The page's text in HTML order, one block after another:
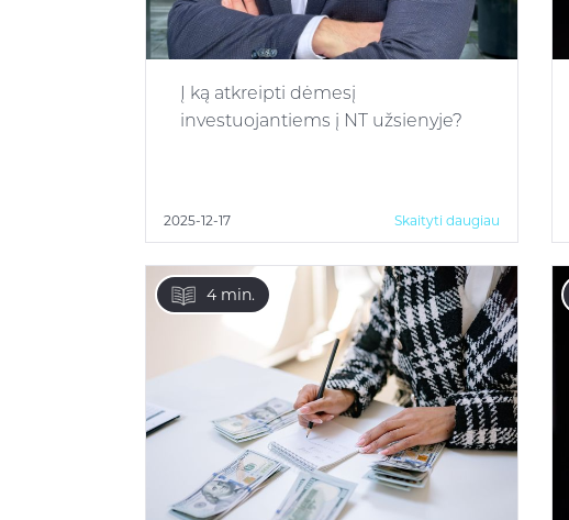
Į ką atkreipti dėmesį
investuojantiems į NT užsienyje?
2025-12-17 Skaityti daugiau
4 min.